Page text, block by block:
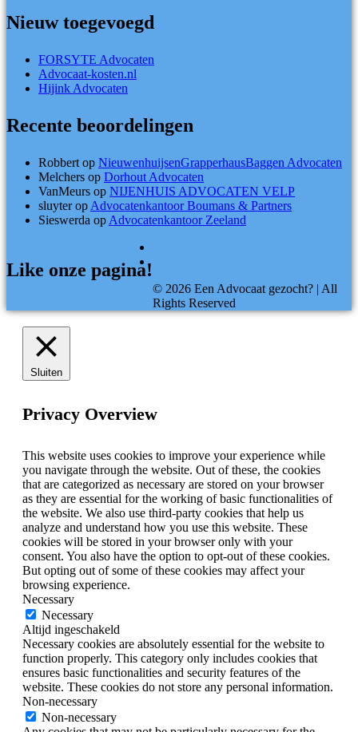
Nieuw toegevoegd
FORSYTE Advocaten
Advocaat-kosten.nl
Hijink Advocaten
Recente beoordelingen
Robbert op NieuwenhuijsenGrapperhausBaggen Advocaten
Melchers op Dorhout Advocaten
VanMeurs op NIJENHUIS ADVOCATEN VELP
sluyterop Advocatenkantoor Boumans & Partners
Sieswerda op Advocatenkantoor Zeeland
Like onze pagina!
© 2026 Een Advocaat gezocht? | All
Rights Reserved
Sluiten
Privacy Overview
This website uses cookies to improve your experience while
you navigate through the website. Out of these, the cookies
that are categorized as necessary are stored on your browser
as they are essential for the working of basic functionalities of
the website. We also use third-party cookies that help us
analyze and understand how you use this website. These
cookies will be stored in your browser only with your
consent. You also have the option to opt-out of these cookies.
But opting out of some of these cookies may affect your
browsing experience.
Necessary
Necessary
Altijd ingeschakeld
Necessary cookies are absolutely essential for the website to
function properly. This category only includes cookies that
ensures basic functionalities and security features of the
website. These cookies do not store any personal information.
Non-necessary
Non-necessary